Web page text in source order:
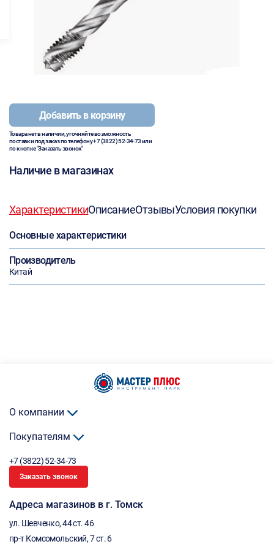
Добавить в корзину
Товара нет в наличии, уточняйте возможность
поставки под заказ по телефону+7 (3822) 52-34-73или
по кнопке "Заказать звонок"
Наличие в магазинах
ХарактеристикиОписаниеОтзывыУсловия покупки
Основные характеристики
Производитель
Китай
О компании
Покупателям
+7 (3822) 52-34-73
Заказать звонок
Адреса магазинов в г. Томск
ул. Шевченко, 44 ст. 46
пр-т Комсомольский, 7 ст. 6